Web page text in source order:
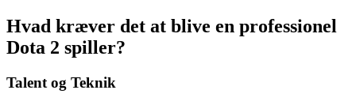
Hvad kræver det at blive en professionel
Dota 2 spiller?
Talent og Teknik